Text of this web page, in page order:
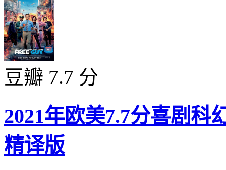
豆瓣 7.7 分
2021年欧美7.7分喜剧科
精译版